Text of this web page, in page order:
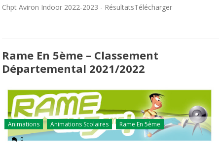
Chpt Aviron Indoor 2022-2023 - RésultatsTélécharger
Rame En 5ème – Classement
Départemental 2021/2022
Animations Animations Scolaires Rame En 5ème
0